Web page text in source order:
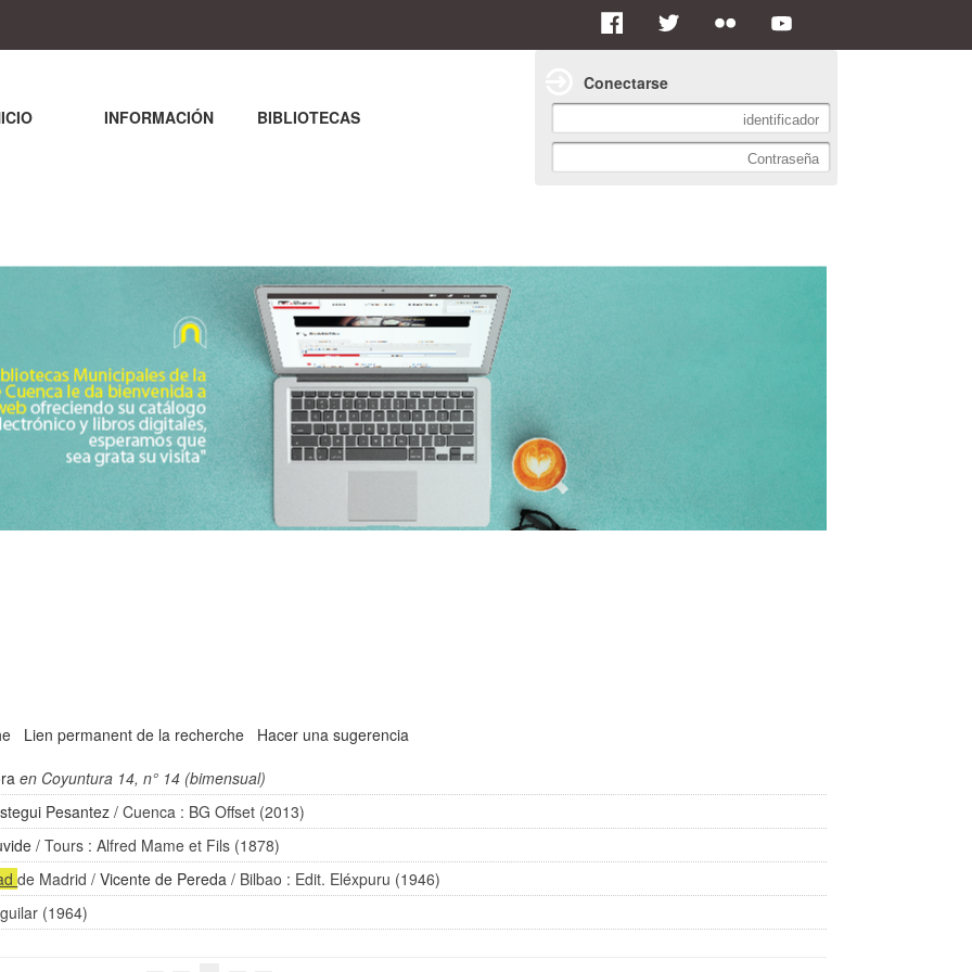
Lien permanent de la recherche
Hacer una sugerencia
en Coyuntura 14, n° 14 (bimensual)
Pesantez / Cuenca : BG Offset (2013)
/ Tours : Alfred Mame et Fils (1878)
de Madrid /Vicente de Pereda / Bilbao : Edit. Eléxpuru (1946)
(1964)
INFORMACIÓN BIBLIOTECAS
Conectarse